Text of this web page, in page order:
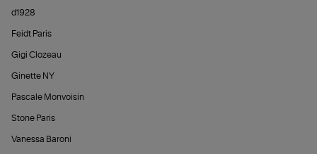
d1928
Feidt Paris
Gigi Clozeau
Ginette NY
Pascale Monvoisin
Stone Paris
Vanessa Baroni